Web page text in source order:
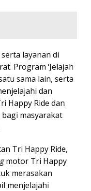
layanan di
Program ‘Jelajah
sama lain, serta
dan
Happy Ride dan
masyarakat
Tri Happy Ride,
motor Tri Happy
merasakan
menjelajahi